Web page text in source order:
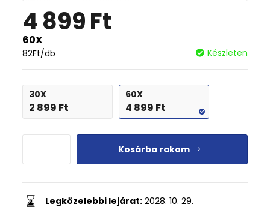
4 899Ft
60X
82Ft/db Készleten
30X
2 899 Ft
60X
4 899 Ft
Kosárba rakom
Legközelebbi lejárat: 2028. 10. 29.